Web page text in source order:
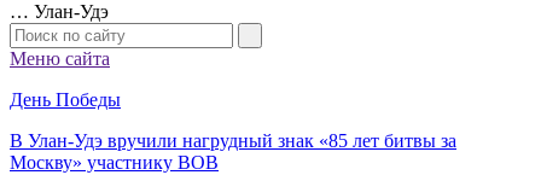
… Улан-Удэ
Меню сайта
День Победы
В Улан-Удэ вручили нагрудный знак «85 лет битвы за
Москву» участнику ВОВ